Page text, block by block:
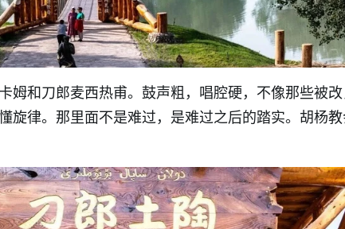
姆和刀郎麦西热甫。鼓声粗，唱腔硬，不像那些被
旋律。那里面不是难过，是难过之后的踏实。胡杨